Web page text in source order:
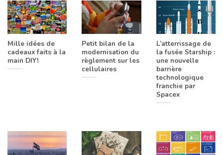
Mille idées de
cadeaux faits à la
main DIY!
Petit bilan de la
modernisation du
règlement sur les
cellulaires
L’atterrissage de
la fusée Starship :
une nouvelle
barrière
technologique
franchie par
Spacex